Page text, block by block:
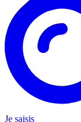
Je saisis